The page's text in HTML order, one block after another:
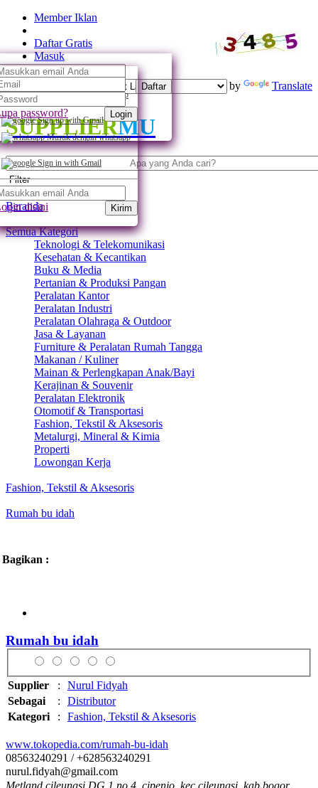
Member Iklan
Daftar Gratis
Daftar
Daftar dengan whatsapp
Sign up with Gmail
Masuk
password? Login
Masuk dengan whatsapp
Sign in with Gmail
disini Kirim
Powered by Translate
SUPPLIERMU
Filter
Beranda
Semua Kategori
Teknologi & Telekomunikasi
Kesehatan & Kecantikan
Buku & Media
Pertanian & Produksi Pangan
Peralatan Kantor
Peralatan Industri
Peralatan Olahraga & Outdoor
Jasa & Layanan
Furniture & Peralatan Rumah Tangga
Makanan / Kuliner
Mainan & Perlengkapan Anak/Bayi
Kerajinan & Souvenir
Peralatan Elektronik
Otomotif & Transportasi
Fashion, Tekstil & Aksesoris
Metalurgi, Mineral & Kimia
Properti
Lowongan Kerja
Fashion, Tekstil & Aksesoris
Rumah bu idah
Bagikan :
Rumah bu idah
Supplier :
Nurul Fidyah
Sebagai
:
Distributor
Kategori
: Fashion, Tekstil & Aksesoris
www.tokopedia.com/rumah-bu-idah
08563240291 / +628563240291
nurul.fidyah@gmail.com
Metland cileungsi DG 1 no.4, cipenjo, kec.cileungsi, kab.bogor,